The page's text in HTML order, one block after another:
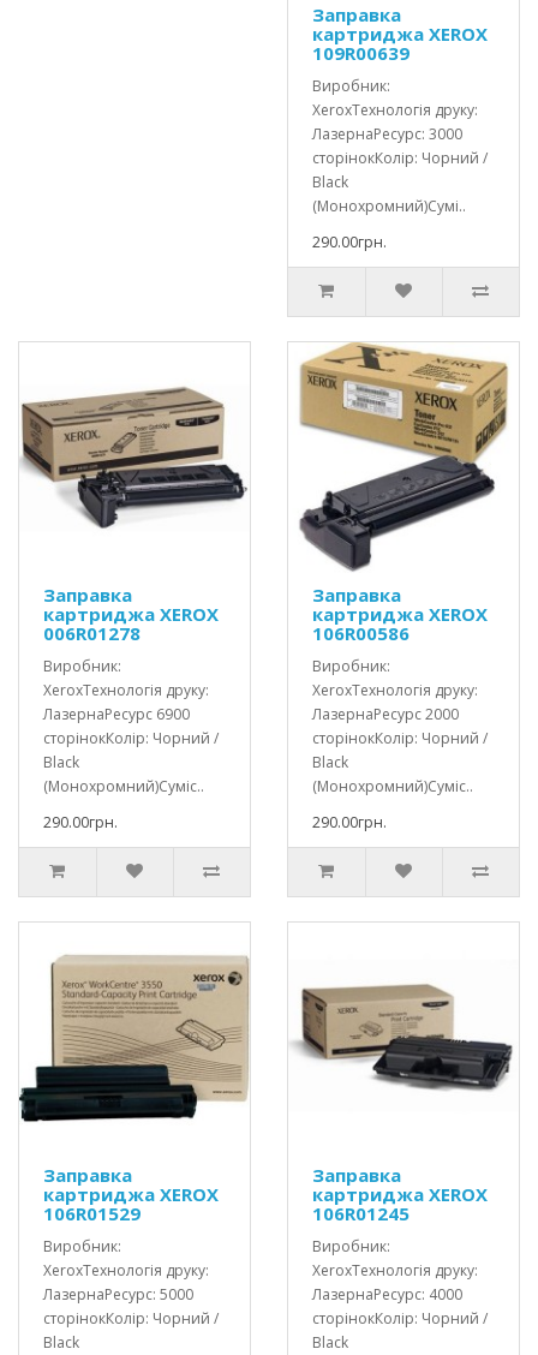
Заправка
картриджа XEROX
109R00639
Виробник:
XeroxТехнологія друку:
ЛазернаРесурс: 3000
сторінокКолір: Чорний /
Black
(Монохромний)Сумі..
290.00грн.
Заправка
картриджа XEROX
006R01278
Виробник:
XeroxТехнологія друку:
ЛазернаРесурс 6900
сторінокКолір: Чорний /
Black
(Монохромний)Суміс..
290.00грн.
Заправка
картриджа XEROX
106R00586
Виробник:
XeroxТехнологія друку:
ЛазернаРесурс 2000
сторінокКолір: Чорний /
Black
(Монохромний)Суміс..
290.00грн.
Заправка
картриджа XEROX
106R01529
Виробник:
XeroxТехнологія друку:
ЛазернаРесурс: 5000
сторінокКолір: Чорний /
Black
Заправка
картриджа XEROX
106R01245
Виробник:
XeroxТехнологія друку:
ЛазернаРесурс: 4000
сторінокКолір: Чорний /
Black